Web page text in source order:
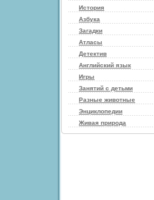
История
Азбука
Загадки
Атласы
Детектив
Английский язык
Игры
Занятий с детьми
Разные животные
Энциклопедии
Живая природа